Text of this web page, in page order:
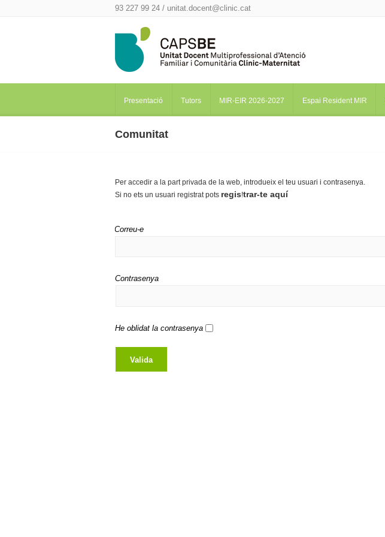
93 227 99 24 / unitat.docent@clinic.cat
Presentació Tutors MIR-EIR 2026-2027 Espai Resident MIR
Comunitat
Per accedir a la part privada de la web, introdueix el teu usuari i contrasenya.
Si no ets un usuari registrat pots regis!trar-te aquí
Correu-e
Contrasenya
He oblidat la contrasenya